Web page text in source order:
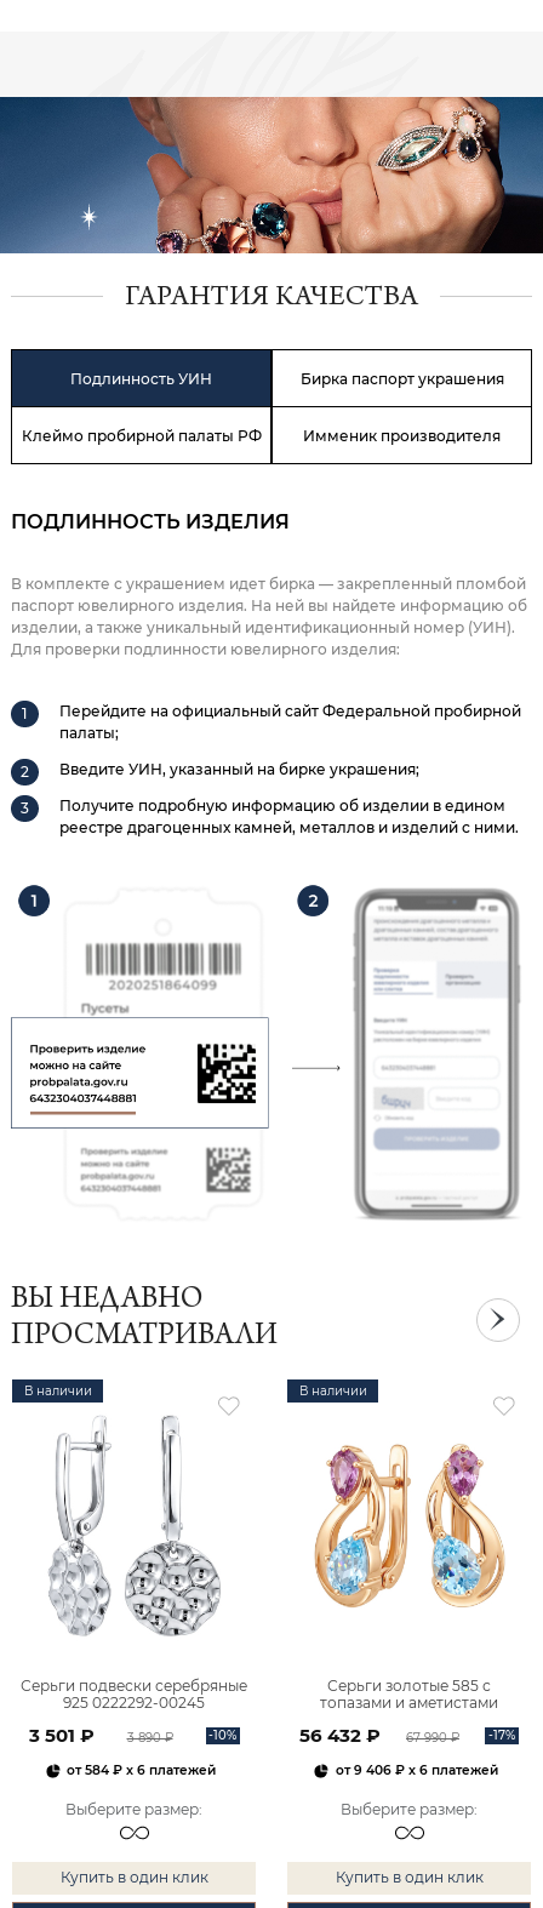
ГАРАНТИЯ КАЧЕСТВА
Подлинность УИН Бирка паспорт украшения
Клеймо пробирной палаты РФ Имменик производителя
ПОДЛИННОСТЬ ИЗДЕЛИЯ
В комплекте с украшением идет бирка — закрепленный пломбой
паспорт ювелирного изделия. На ней вы найдете информацию об
изделии, а также уникальный идентификационный номер (УИН).
Для проверки подлинности ювелирного изделия:
Перейдите на официальный сайт Федеральной пробирной
палаты;
Введите УИН, указанный на бирке украшения;
Получите подробную информацию об изделии в едином
реестре драгоценных камней, металлов и изделий с ними.
ВЫ НЕДАВНО
ПРОСМАТРИВАЛИ
В наличии
Серьги подвески серебряные
925 0222292-00245
3 501 ₽ 3 890 ₽ -10%
от584 ₽ x 6 платежей
Выберите размер:
Купить в один клик
В наличии
Серьги золотые 585 с
топазами и аметистами
56 432 ₽ 67 990 ₽ -17%
от9 406 ₽x 6 платежей
Выберите размер:
Купить в один клик